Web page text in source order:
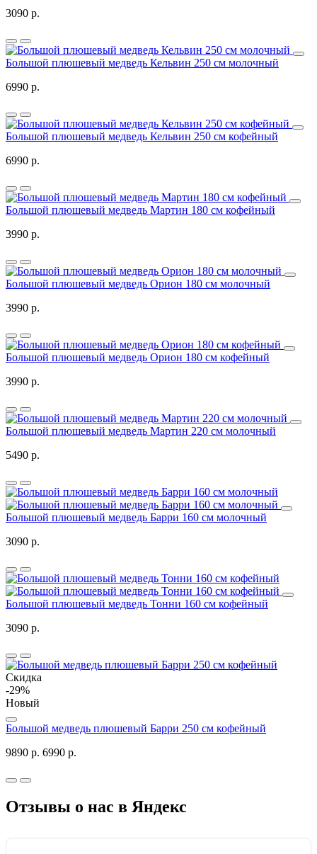
3090 р.
Большой плюшевый медведь Кельвин 250 см молочный
6990 р.
Большой плюшевый медведь Кельвин 250 см кофейный
6990 р.
Большой плюшевый медведь Мартин 180 см кофейный
3990 р.
Большой плюшевый медведь Орион 180 см молочный
3990 р.
Большой плюшевый медведь Орион 180 см кофейный
3990 р.
Большой плюшевый медведь Мартин 220 см молочный
5490 р.
Большой плюшевый медведь Барри 160 см молочный
3090 р.
Большой плюшевый медведь Тонни 160 см кофейный
3090 р.
Скидка
-29%
Новый
Большой медведь плюшевый Барри 250 см кофейный
9890 р. 6990 р.
Отзывы о нас в Яндекс